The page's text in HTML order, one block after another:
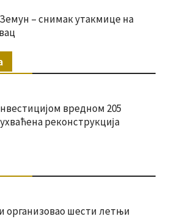
– снимак утакмице на
вредном 205
реконструкција
организовао шести летњи